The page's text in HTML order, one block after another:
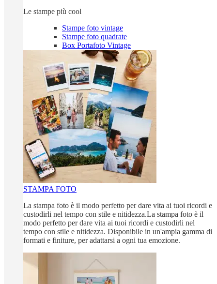
Le stampe più cool
Stampe foto vintage
Stampe foto quadrate
Box Portafoto Vintage
STAMPA FOTO
La stampa foto è il modo perfetto per dare vita ai tuoi ricordi e
custodirli nel tempo con stile e nitidezza.La stampa foto è il
modo perfetto per dare vita ai tuoi ricordi e custodirli nel
tempo con stile e nitidezza. Disponibile in un'ampia gamma di
formati e finiture, per adattarsi a ogni tua emozione.